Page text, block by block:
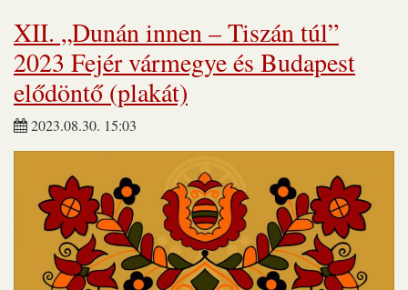
XII. „Dunán innen – Tiszán túl”
2023 Fejér vármegye és Budapest
elődöntő (plakát)
2023.08.30. 15:03